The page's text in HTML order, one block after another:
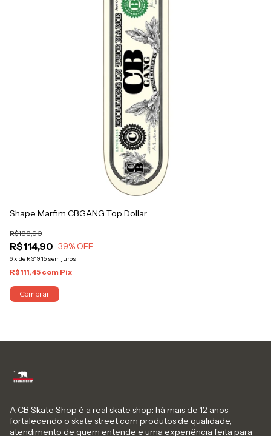
Shape Marfim CBGANG Top Dollar
R$114,90
R$188,90
39% OFF
6x de R$19,15 sem juros
R$111,45 com Pix
Comprar
A CB Skate Shop é a real skate shop: há mais de 12 anos
fortalecendo o skate street com produtos de qualidade,
atendimento de quem entende e uma experiência feita para